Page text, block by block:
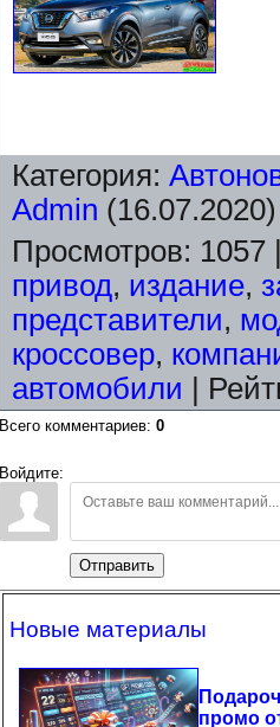
Категория:
Admin (16.07.2020)
Просмотров: 1057
привод, издание,
представители,
кроссовер,
автомобили
Всего комментариев: 0
Войдите:
Отправить
Новые материалы
промо